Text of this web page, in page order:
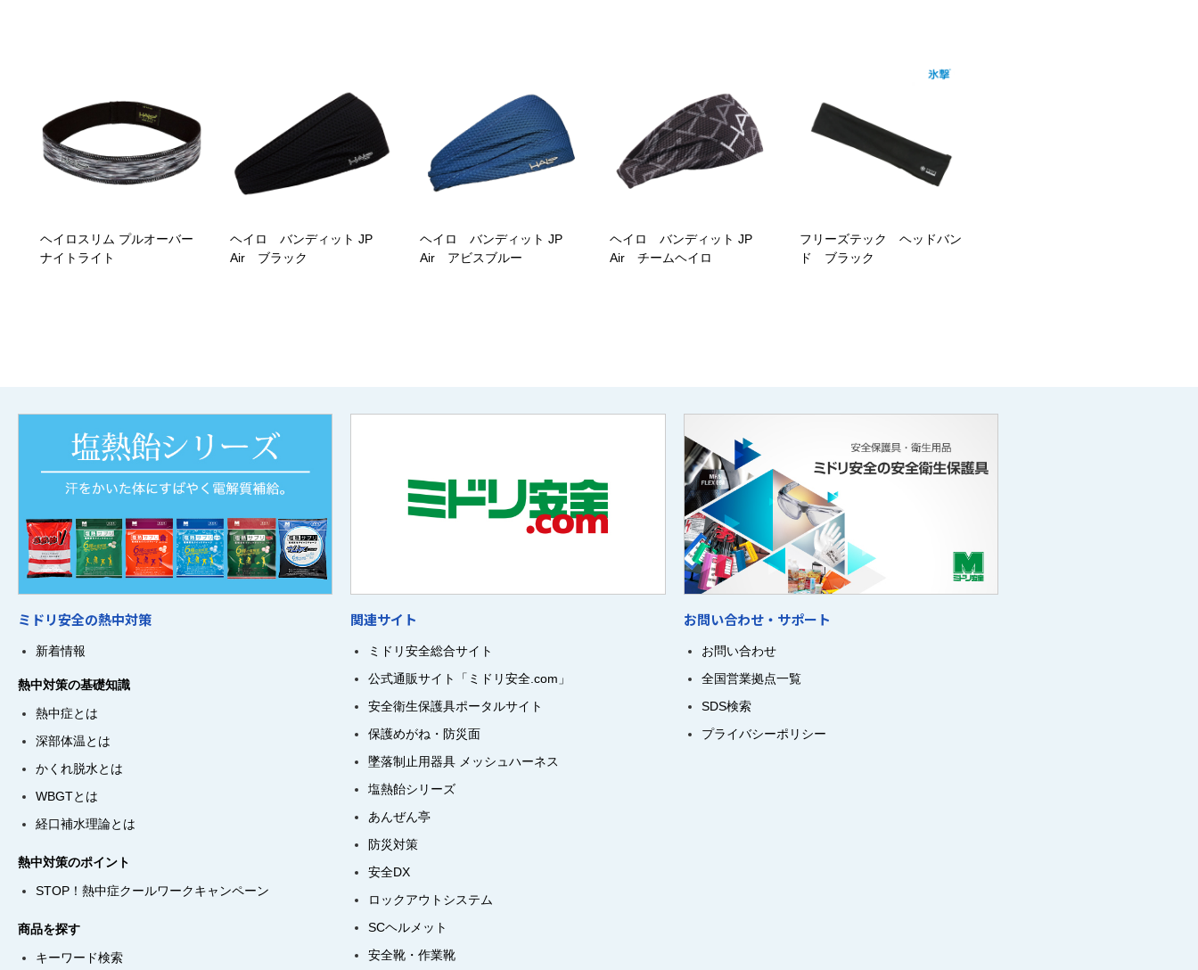
ヘイロスリム プルオーバー
ナイトライト
ヘイロ バンディット JP
Air ブラック
ヘイロ バンディット JP
Air アビスブルー
ヘイロ バンディット JP
Air チームヘイロ
フリーズテック ヘッドバン
ド ブラック
ミドリ安全の熱中対策
新着情報
熱中対策の基礎知識
熱中症とは
深部体温とは
かくれ脱水とは
WBGTとは
経口補水理論とは
熱中対策のポイント
STOP！熱中症クールワークキャンペーン
商品を探す
キーワード検索
関連サイト
ミドリ安全総合サイト
公式通販サイト「ミドリ安全.com」
安全衛生保護具ポータルサイト
保護めがね・防災面
墜落制止用器具 メッシュハーネス
塩熱飴シリーズ
あんぜん亭
防災対策
安全DX
ロックアウトシステム
SCヘルメット
安全靴・作業靴
お問い合わせ・サポート
お問い合わせ
全国営業拠点一覧
SDS検索
プライバシーポリシー